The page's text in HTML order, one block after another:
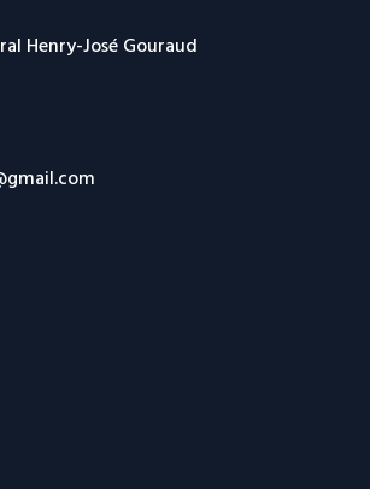
Henry-José Gouraud